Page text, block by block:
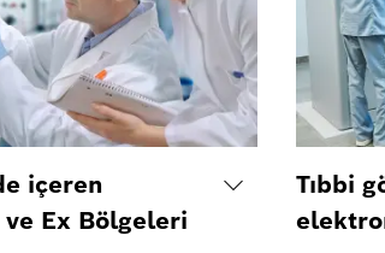
içeren
Ex Bölgeleri
Tıbbi